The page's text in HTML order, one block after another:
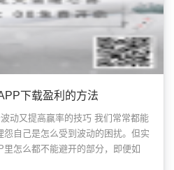
下载盈利的方法
动又提高赢率的技巧 我们常常都能
自己是怎么受到波动的困扰。但实
怎么都不能避开的部分，即便如